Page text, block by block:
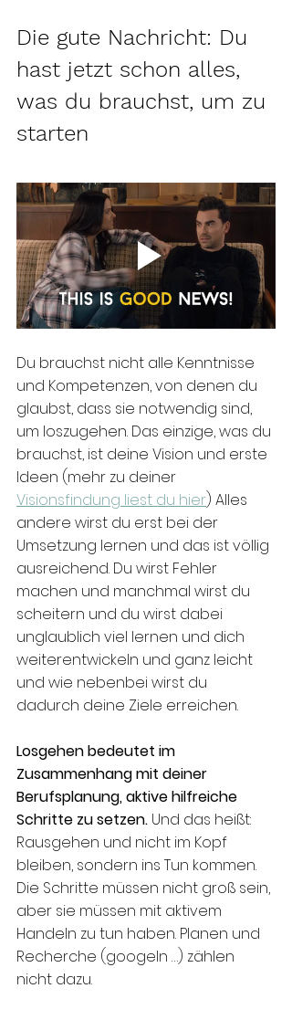
Die gute Nachricht: Du
hast jetzt schon alles,
was du brauchst, um zu
starten
Du brauchst nicht alle Kenntnisse
und Kompetenzen, von denen du
glaubst, dass sie notwendig sind,
um loszugehen. Das einzige, was du
brauchst, ist deine Vision und erste
Ideen (mehr zu deiner
Visionsfindung liest du hier) Alles
andere wirst du erst bei der
Umsetzung lernen und das ist völlig
ausreichend. Du wirst Fehler
machen und manchmal wirst du
scheitern und du wirst dabei
unglaublich viel lernen und dich
weiterentwickeln und ganz leicht
und wie nebenbei wirst du
dadurch deine Ziele erreichen.
Losgehen bedeutet im
Zusammenhang mit deiner
Berufsplanung, aktive hilfreiche
Schritte zu setzen. Und das heißt:
Rausgehen und nicht im Kopf
bleiben, sondern ins Tun kommen.
Die Schritte müssen nicht groß sein,
aber sie müssen mit aktivem
Handeln zu tun haben. Planen und
Recherche (googeln …) zählen
nicht dazu.